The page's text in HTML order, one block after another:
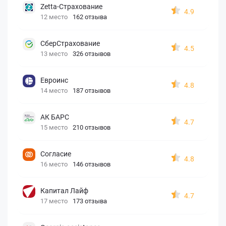
Zetta-Страхование
12 место 162 отзыва
4.9
СберСтрахование
13 место 326 отзывов
4.5
Евроинс
14 место 187 отзывов
4.8
АК БАРС
15 место 210 отзывов
4.7
Согласие
16 место 146 отзывов
4.8
Капитал Лайф
17 место 173 отзыва
4.7